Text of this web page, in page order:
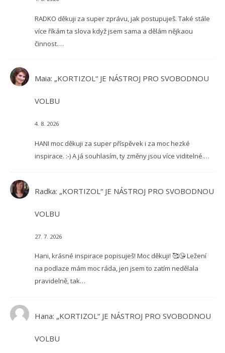
RADKO děkuji za super zprávu, jak postupuješ. Také stále
více říkám ta slova když jsem sama a dělám nějkaou
činnost.…
Maia: „KORTIZOL“ JE NÁSTROJ PRO SVOBODNOU
VOLBU
4. 8. 2026
HANI moc děkuji za super příspěvek i za moc hezké
inspirace. :-) A já souhlasím, ty změny jsou více viditelné.…
Radka: „KORTIZOL“ JE NÁSTROJ PRO SVOBODNOU
VOLBU
27. 7. 2026
Hani, krásné inspirace popisuješ! Moc děkuji! 🥰😘 Ležení
na podlaze mám moc ráda, jen jsem to zatím nedělala
pravidelně, tak…
Hana: „KORTIZOL“ JE NÁSTROJ PRO SVOBODNOU
VOLBU